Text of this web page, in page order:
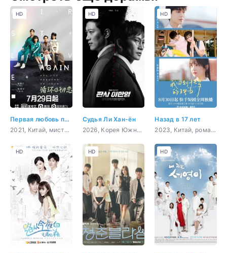
Первая любовь по новой
2021, Китай, мистика, романтика, молодость, фэнтези
HD
Судья Ли Хан-ён
2026, Корея Южная, боевик, мистика, закон, фэнтези
HD
Назад в 17 лет
2023, Китай, романтика, молодость, фэнтези
HD
HD HD HD